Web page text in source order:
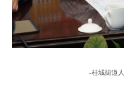
-桂城街道